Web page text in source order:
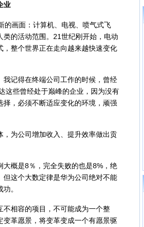
业
画面：计算机、电视、喷气式飞
的活动范围。21世纪刚开始，电动
整个世界正在走向越来越快速变化
记得在终端公司工作的时候，曾经
这些曾经处于巅峰的企业，因为没有
，必须不断适应变化的环境，顽强
为公司增加收入、提升效率做出贡
概是8％，完全失败的也是8%，绝
这个大数定律是华为公司绝对不能
。
相容的项目，不可能成为一个整
革愿景，将变革变成一个有愿景驱